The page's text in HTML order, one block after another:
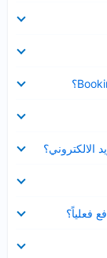
الالكتروني؟
فعلياً؟